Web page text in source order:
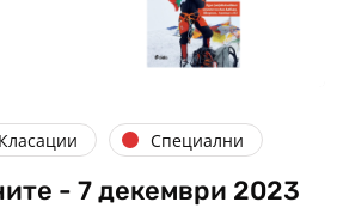
Класации Специални
- 7 декември 2023